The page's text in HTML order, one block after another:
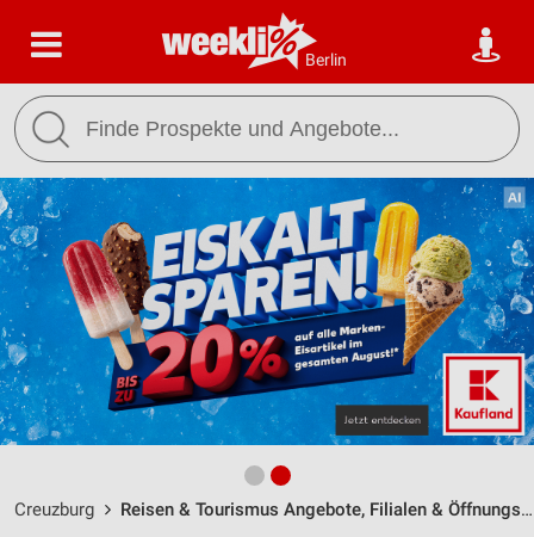
Berlin
Creuzburg Reisen & Tourismus Angebote, Filialen & Öffnungszeiten